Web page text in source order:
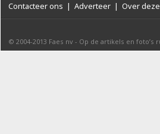
Contacteer ons | Adverteer | Over
© 2004-2013 Faes nv - Op de artikels en foto’s